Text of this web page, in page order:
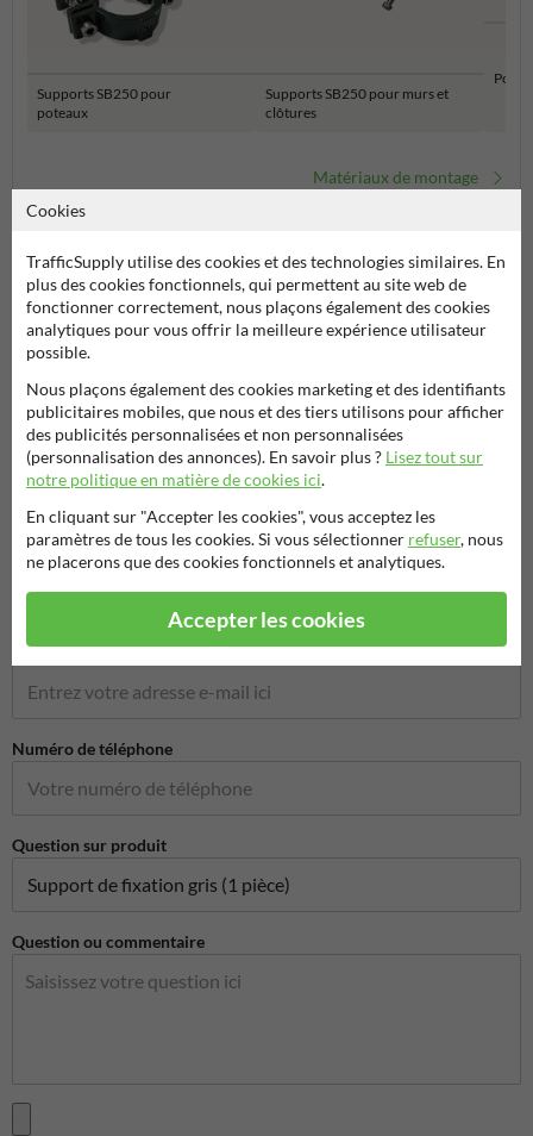
Supports SB250 pour
poteaux
Supports SB250 pour murs et
clôtures
Matériaux de montage
Poser votre question à Signalisationtouristique.be
Nom*
Nom de l'entreprise
Adresse e-mail*
Numéro de téléphone
Question sur produit
Question ou commentaire
Cookies
TrafficSupply utilise des cookies et des technologies similaires. En
plus des cookies fonctionnels, qui permettent au site web de
fonctionner correctement, nous plaçons également des cookies
analytiques pour vous offrir la meilleure expérience utilisateur
possible.
Nous plaçons également des cookies marketing et des identifiants
publicitaires mobiles, que nous et des tiers utilisons pour afficher
des publicités personnalisées et non personnalisées
(personnalisation des annonces). En savoir plus ? Lisez tout sur
notre politique en matière de cookies ici.
En cliquant sur "Accepter les cookies", vous acceptez les
paramètres de tous les cookies. Si vous sélectionner refuser, nous
ne placerons que des cookies fonctionnels et analytiques.
Accepter les cookies